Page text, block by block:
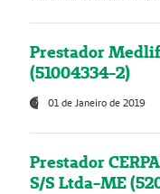
Prestador
(51004334-2)
01 de Janeiro de 2019
Prestador
S/S Ltda-ME